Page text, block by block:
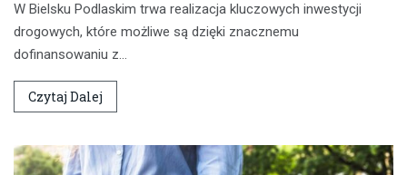
W Bielsku Podlaskim trwa realizacja kluczowych inwestycji
drogowych, które możliwe są dzięki znacznemu
dofinansowaniu z…
Czytaj Dalej